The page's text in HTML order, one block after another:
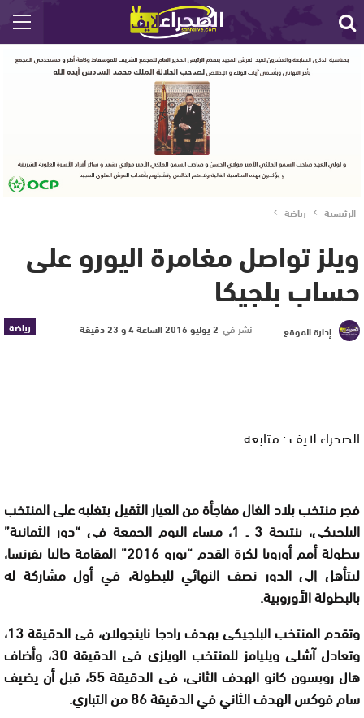
الرئيسية رياضة
ويلز تواصل مغامرة اليورو على
حساب بلجيكا
رياضة إدارة الموقع نشر في 2 يوليو 2016 الساعة 4 و 23 دقيقة
الصحراء لايف : متابعة
فجر منتخب بلاد الغال مفاجأة من العيار الثقيل بتغلبه على المنتخب
البلجيكي، بنتيجة 3 ـ 1، مساء اليوم الجمعة في “دور الثمانية”
ببطولة أمم أوروبا لكرة القدم “يورو 2016” المقامة حاليا بفرنسا،
ليتأهل إلى الدور نصف النهائي للبطولة، في أول مشاركة له
بالبطولة الأوروبية.
وتقدم المنتخب البلجيكي بهدف رادجا ناينجولان، في الدقيقة 13،
وتعادل آشلي ويليامز للمنتخب الويلزي في الدقيقة 30، وأضاف
هال روبسون كانو الهدف الثاني، في الدقيقة 55، قبل أن يضيف
سام فوكس الهدف الثاني في الدقيقة 86 من التباري.